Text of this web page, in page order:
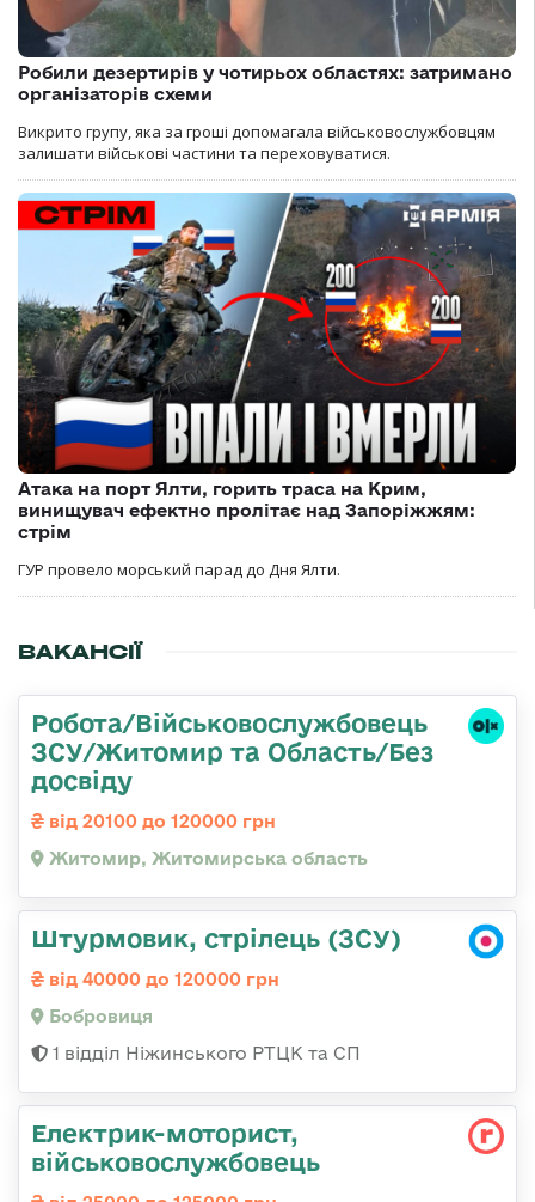
Робили дезертирів у чотирьох областях: затримано
організаторів схеми
Викрито групу, яка за гроші допомагала військовослужбовцям
залишати військові частини та переховуватися.
Атака на порт Ялти, горить траса на Крим,
винищувач ефектно пролітає над Запоріжжям:
стрім
ГУР провело морський парад до Дня Ялти.
ВАКАНСІЇ
Робота/Військовослужбовець
ЗСУ/Житомир та Область/Без
досвіду
від 20100 до 120000 грн
Житомир, Житомирська область
Штурмовик, стрілець (ЗСУ)
від 40000 до 120000 грн
Бобровиця
1 відділ Ніжинського РТЦК та СП
Електрик-моторист,
військовослужбовець